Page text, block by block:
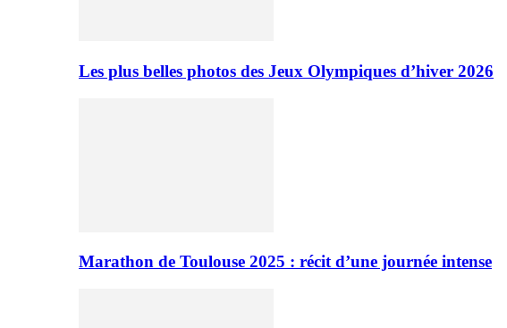
Les plus belles photos des Jeux Olympiques d’hiver 2026
Marathon de Toulouse 2025 : récit d’une journée intense